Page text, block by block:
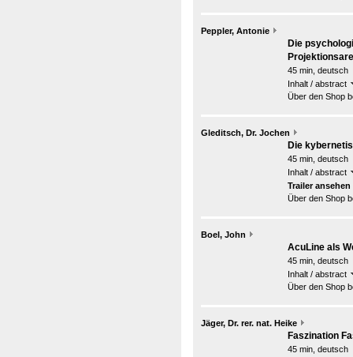
Peppler, Antonie
Die
45 min, deutsch
Inhalt / abstract
Über den Shop
Gleditsch, Dr. Jochen
Die
45 min, deutsch
Inhalt / abstract
Trailer ansehen
Über den Shop
Boel, John
AcuLine als
45 min, deutsch
Inhalt / abstract
Über den Shop
Jäger, Dr. rer. nat. Heike
Faszination
45 min, deutsch